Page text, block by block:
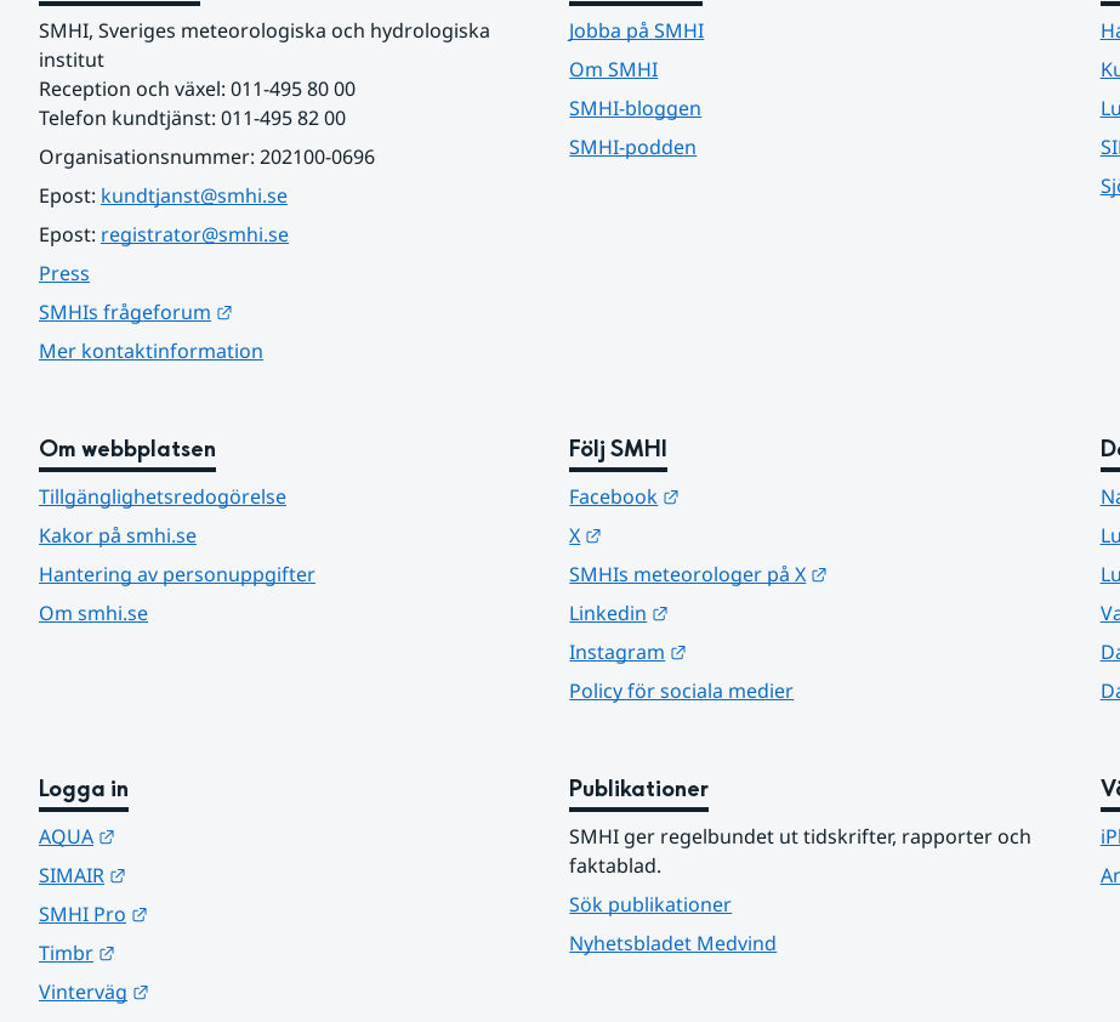
SMHI, Sveriges meteorologiska och hydrologiska
institut
Reception och växel: 011-495 80 00
Telefon kundtjänst: 011-495 82 00
Organisationsnummer: 202100-0696
Epost: kundtjanst@smhi.se
Epost: registrator@smhi.se
Press
SMHIs frågeforum
Mer kontaktinformation
Jobba på SMHI
Om SMHI
SMHI-bloggen
SMHI-podden
Om webbplatsen
Tillgänglighetsredogörelse
Kakor på smhi.se
Hantering av personuppgifter
Om smhi.se
Följ SMHI
Facebook
X
SMHIs meteorologer på X
Linkedin
Instagram
Policy för sociala medier
Logga in
AQUA
SIMAIR
SMHI Pro
Timbr
Vinterväg
Publikationer
SMHI ger regelbundet ut tidskrifter, rapporter och
faktablad.
Sök publikationer
Nyhetsbladet Medvind